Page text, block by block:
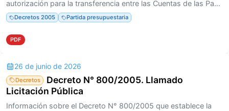
autorización para la transferencia entre las Cuentas de las Pa...
Decretos 2005 Partida presupuestaria
PDF
26 de junio de 2026
Decretos
Decreto N° 800/2005. Llamado
Licitación Pública
Información sobre el Decreto N° 800/2005 que establece la